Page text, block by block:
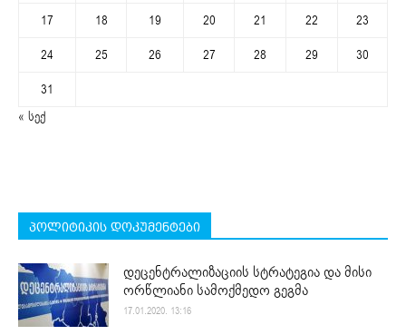
17
18 19 20 21 22
23
24
25 26 27 28 29
30
31
« სექ
პოლიტიკის დოკუმენტები
დეცენტრალიზაციის სტრატეგია და მისი
ორწლიანი სამოქმედო გეგმა
17.01.2020. 13:16